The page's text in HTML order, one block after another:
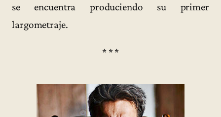
se encuentra produciendo su primer
largometraje.
* * *